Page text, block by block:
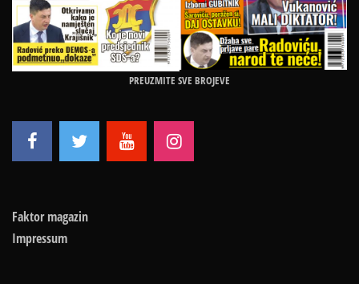
PREUZMITE SVE BROJEVE
Faktor magazin
Impressum